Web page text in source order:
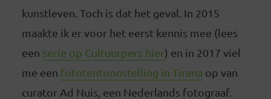
kunstleven. Toch is dat het geval. In 2015
maakte ik er voor het eerst kennis mee (lees
een serie op Cultuurpers hier) en in 2017 viel
me een fototentoonstelling in Tirana op van
curator Ad Nuis, een Nederlands fotograaf.